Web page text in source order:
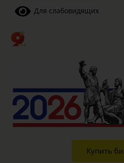
Для слабовидящих
Купить